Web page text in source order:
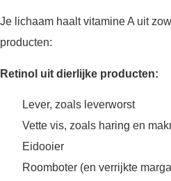
Je lichaam haalt vitamine A uit
producten:
Retinol uit dierlijke producten:
Lever, zoals leverworst
Vette vis, zoals haring en
Eidooier
Roomboter (en verrijkte